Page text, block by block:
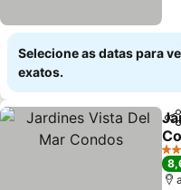
Selecione as datas para
exatos.
3